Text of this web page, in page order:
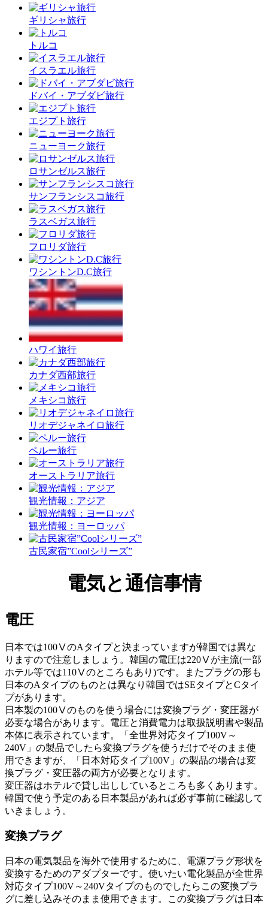
ギリシャ旅行
トルコ
イスラエル旅行
ドバイ・アブダビ旅行
エジプト旅行
ニューヨーク旅行
ロサンゼルス旅行
サンフランシスコ旅行
ラスベガス旅行
フロリダ旅行
ワシントンD.C旅行
ハワイ旅行
カナダ西部旅行
メキシコ旅行
リオデジャネイロ旅行
ペルー旅行
オーストラリア旅行
観光情報：アジア
観光情報：ヨーロッパ
古民家宿”Coolシリーズ”
電気と通信事情
電圧
日本では100ⅤのAタイプと決まっていますが韓国では異な
りますので注意しましょう。韓国の電圧は220Ⅴが主流(一部
ホテル等では110Ⅴのところもあり)です。またプラグの形も
日本のAタイプのものとは異なり韓国ではSEタイプとCタイ
プがあります。
日本製の100Ⅴのものを使う場合には変換プラグ・変圧器が
必要な場合があります。電圧と消費電力は取扱説明書や製品
本体に表示されています。「全世界対応タイプ100V～
240V」の製品でしたら変換プラグを使うだけでそのまま使
用できますが、「日本対応タイプ100V」の製品の場合は変
換プラグ・変圧器の両方が必要となります。
変圧器はホテルで貸し出ししているところも多くあります。
韓国で使う予定のある日本製品があれば必ず事前に確認して
いきましょう。
変換プラグ
日本の電気製品を海外で使用するために、電源プラグ形状を
変換するためのアダプターです。使いたい電化製品が全世界
対応タイプ100V～240Vタイプのものでしたらこの変換プラ
グに差し込みそのまま使用できます。この変換プラグは日本